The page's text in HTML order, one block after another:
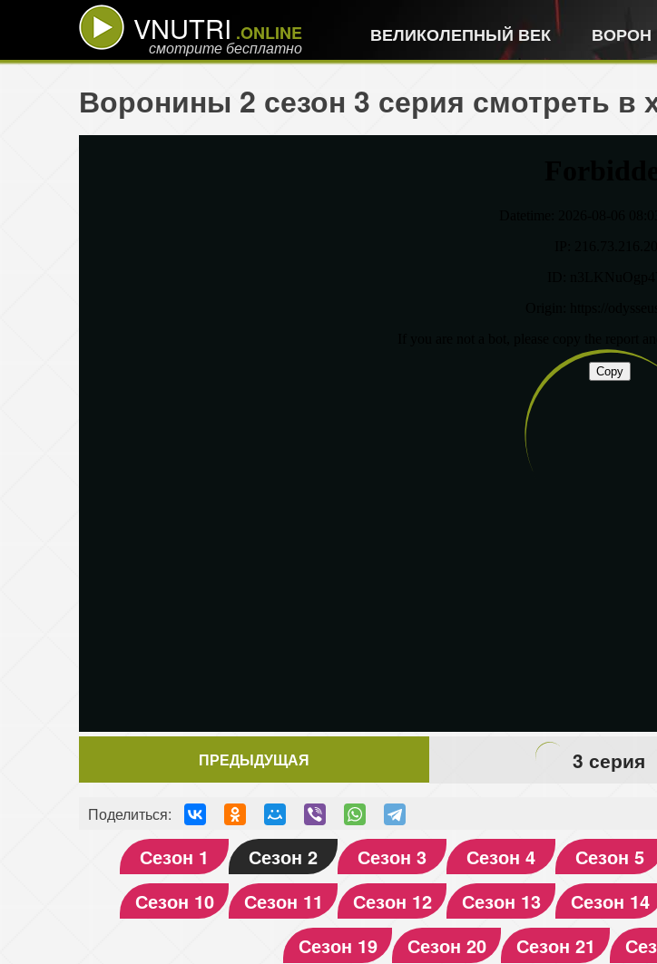
VNUTRI .ONLINE
смотрите бесплатно
ВЕЛИКОЛЕПНЫЙ ВЕК ВОРОН
Воронины 2 сезон 3 серия смотреть в
ПРЕДЫДУЩАЯ 3 серия
Поделиться:
Сезон 1 Сезон 2 Сезон 3 Сезон 4 Сезон 5
Сезон 10
Сезон 11 Сезон 12 Сезон 13 Сезон 14
Сезон 19
Сезон 20 Сезон 21